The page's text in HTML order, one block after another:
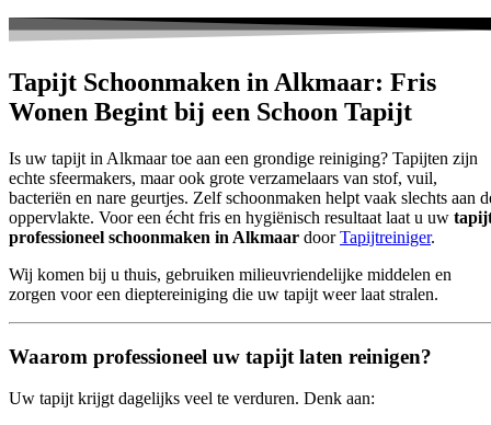
Tapijt Schoonmaken in Alkmaar: Fris
Wonen Begint bij een Schoon Tapijt
Is uw tapijt in Alkmaar toe aan een grondige reiniging? Tapijten zijn
echte sfeermakers, maar ook grote verzamelaars van stof, vuil,
bacteriën en nare geurtjes. Zelf schoonmaken helpt vaak slechts aan
oppervlakte. Voor een écht fris en hygiënisch resultaat laat u uw
professioneel schoonmaken in Alkmaar doorTapijtreiniger.
Wij komen bij u thuis, gebruiken milieuvriendelijke middelen en
zorgen voor een dieptereiniging die uw tapijt weer laat stralen.
Waarom professioneel uw tapijt laten reinigen?
Uw tapijt krijgt dagelijks veel te verduren. Denk aan: